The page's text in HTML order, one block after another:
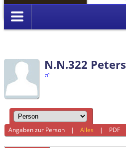
Anmelden
N.N.322 Peters
Angaben zur Person |Alles | PDF